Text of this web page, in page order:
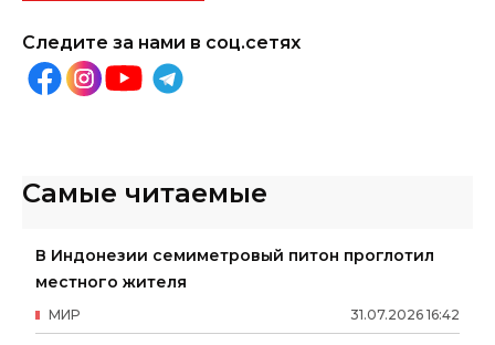
Следите за нами в соц.сетях
Самые читаемые
В Индонезии семиметровый питон проглотил
местного жителя
31.07.2026 16:42
МИР